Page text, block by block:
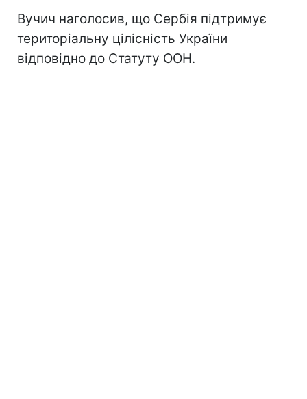
Вучич наголосив, що Сербія підтримує
територіальну цілісність України
відповідно до Статуту ООН.